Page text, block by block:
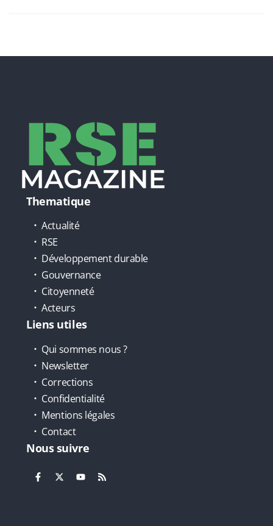
Thematique
Actualité
RSE
Développement durable
Gouvernance
Citoyenneté
Acteurs
Liens utiles
Qui sommes nous ?
Newsletter
Corrections
Confidentialité
Mentions légales
Contact
Nous suivre